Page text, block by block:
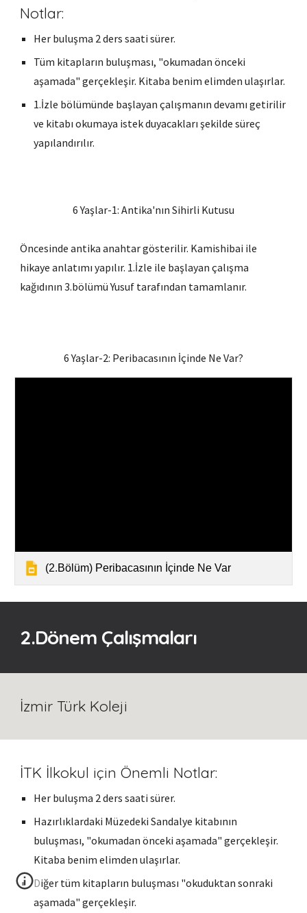
Notlar:
Her buluşma 2 ders saati sürer.
Tüm kitapların buluşması, "okumadan önceki
aşamada" gerçekleşir. Kitaba benim elimden ulaşırlar.
1.İzle bölümünde başlayan çalışmanın devamı getirilir
ve kitabı okumaya istek duyacakları şekilde süreç
yapılandırılır.
6 Yaşlar-1: Antika'nın Sihirli Kutusu
Öncesinde antika anahtar gösterilir. Kamishibai ile
hikaye anlatımı yapılır. 1.İzle ile başlayan çalışma
kağıdının 3.bölümü Yusuf tarafından tamamlanır.
6 Yaşlar-2: Peribacasının İçinde Ne Var?
(2.Bölüm) Peribacasının İçinde Ne Var
2.Dönem Çalışmaları
İzmir Türk Koleji
İTK İlkokul için Önemli Notlar:
Her buluşma 2 ders saati sürer.
Hazırlıklardaki Müzedeki Sandalye kitabının
buluşması, "okumadan önceki aşamada" gerçekleşir.
Kitaba benim elimden ulaşırlar.
Diğer tüm kitapların buluşması "okuduktan sonraki
aşamada" gerçekleşir.